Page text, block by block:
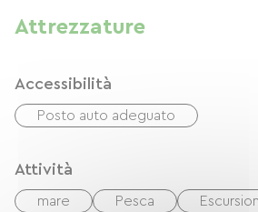
Attrezzature
Accessibilità
Posto auto adeguato
Attività
mare Pesca